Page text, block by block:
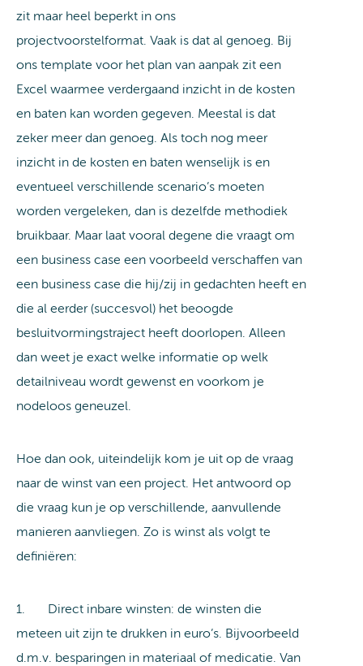
zit maar heel beperkt in ons
projectvoorstelformat. Vaak is dat al genoeg. Bij
ons template voor het plan van aanpak zit een
Excel waarmee verdergaand inzicht in de kosten
en baten kan worden gegeven. Meestal is dat
zeker meer dan genoeg. Als toch nog meer
inzicht in de kosten en baten wenselijk is en
eventueel verschillende scenario’s moeten
worden vergeleken, dan is dezelfde methodiek
bruikbaar. Maar laat vooral degene die vraagt om
een business case een voorbeeld verschaffen van
een business case die hij/zij in gedachten heeft en
die al eerder (succesvol) het beoogde
besluitvormingstraject heeft doorlopen. Alleen
dan weet je exact welke informatie op welk
detailniveau wordt gewenst en voorkom je
nodeloos geneuzel.
Hoe dan ook, uiteindelijk kom je uit op de vraag
naar de winst van een project. Het antwoord op
die vraag kun je op verschillende, aanvullende
manieren aanvliegen. Zo is winst als volgt te
definiëren:
1. Direct inbare winsten: de winsten die
meteen uit zijn te drukken in euro’s. Bijvoorbeeld
d.m.v. besparingen in materiaal of medicatie. Van